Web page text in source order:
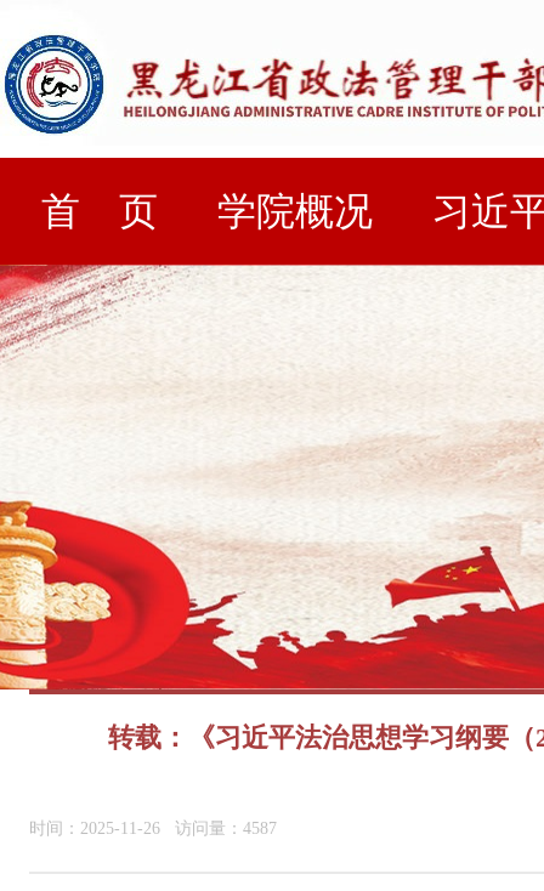
首 页 学院概况 习近
转载：《习近平法治思想学习纲要（
时间：2025-11-26 访问量：4587